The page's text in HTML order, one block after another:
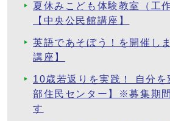
夏休みこども体験教室（工
【中央公民館講座】
英語であそぼう！を開催し
講座】
10歳若返りを実践！ 自分を
部住民センター】※募集期
す